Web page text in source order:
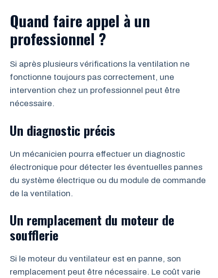
Quand faire appel à un
professionnel ?
Si après plusieurs vérifications la ventilation ne
fonctionne toujours pas correctement, une
intervention chez un professionnel peut être
nécessaire.
Un diagnostic précis
Un mécanicien pourra effectuer un diagnostic
électronique pour détecter les éventuelles pannes
du système électrique ou du module de commande
de la ventilation.
Un remplacement du moteur de
soufflerie
Si le moteur du ventilateur est en panne, son
remplacement peut être nécessaire. Le coût varie